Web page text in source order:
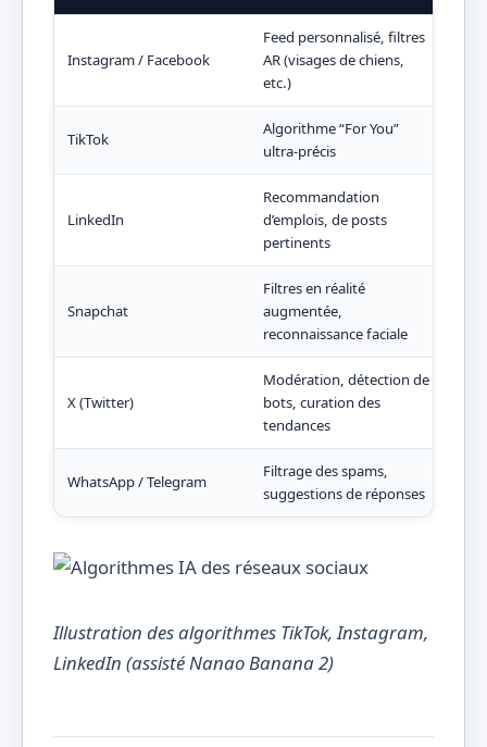
Instagram / Facebook
Feed personnalisé, filtres
AR (visages de chiens,
etc.)
TikTok
Algorithme “For You”
ultra-précis
LinkedIn
Recommandation
d’emplois, de posts
pertinents
Snapchat
Filtres en réalité
augmentée,
reconnaissance faciale
X (Twitter)
Modération, détection de
bots, curation des
tendances
WhatsApp / Telegram
Filtrage des spams,
suggestions de réponses
Illustration des algorithmes TikTok, Instagram,
LinkedIn (assisté Nanao Banana 2)